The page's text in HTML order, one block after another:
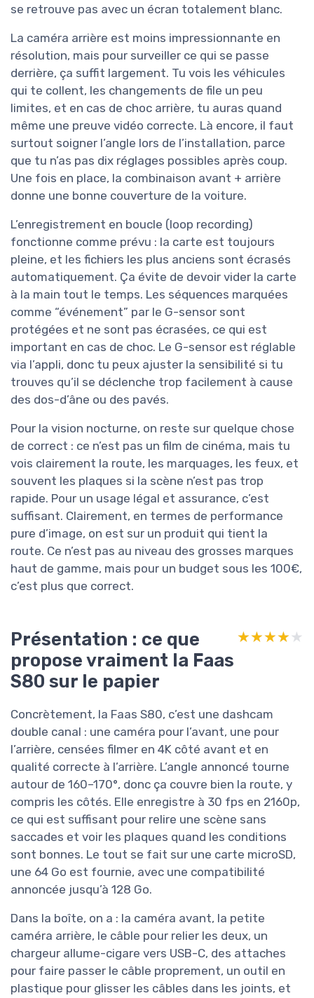
se retrouve pas avec un écran totalement blanc.
La caméra arrière est moins impressionnante en
résolution, mais pour surveiller ce qui se passe
derrière, ça suffit largement. Tu vois les véhicules
qui te collent, les changements de file un peu
limites, et en cas de choc arrière, tu auras quand
même une preuve vidéo correcte. Là encore, il faut
surtout soigner l’angle lors de l’installation, parce
que tu n’as pas dix réglages possibles après coup.
Une fois en place, la combinaison avant + arrière
donne une bonne couverture de la voiture.
L’enregistrement en boucle (loop recording)
fonctionne comme prévu : la carte est toujours
pleine, et les fichiers les plus anciens sont écrasés
automatiquement. Ça évite de devoir vider la carte
à la main tout le temps. Les séquences marquées
comme “événement” par le G-sensor sont
protégées et ne sont pas écrasées, ce qui est
important en cas de choc. Le G-sensor est réglable
via l’appli, donc tu peux ajuster la sensibilité si tu
trouves qu’il se déclenche trop facilement à cause
des dos-d’âne ou des pavés.
Pour la vision nocturne, on reste sur quelque chose
de correct : ce n’est pas un film de cinéma, mais tu
vois clairement la route, les marquages, les feux, et
souvent les plaques si la scène n’est pas trop
rapide. Pour un usage légal et assurance, c’est
suffisant. Clairement, en termes de performance
pure d’image, on est sur un produit qui tient la
route. Ce n’est pas au niveau des grosses marques
haut de gamme, mais pour un budget sous les 100€,
c’est plus que correct.
Présentation : ce que
propose vraiment la Faas
S80 sur le papier
★★★★★
★★★★★
Concrètement, la Faas S80, c’est une dashcam
double canal : une caméra pour l’avant, une pour
l’arrière, censées filmer en 4K côté avant et en
qualité correcte à l’arrière. L’angle annoncé tourne
autour de 160–170°, donc ça couvre bien la route, y
compris les côtés. Elle enregistre à 30 fps en 2160p,
ce qui est suffisant pour relire une scène sans
saccades et voir les plaques quand les conditions
sont bonnes. Le tout se fait sur une carte microSD,
une 64 Go est fournie, avec une compatibilité
annoncée jusqu’à 128 Go.
Dans la boîte, on a : la caméra avant, la petite
caméra arrière, le câble pour relier les deux, un
chargeur allume-cigare vers USB-C, des attaches
pour faire passer le câble proprement, un outil en
plastique pour glisser les câbles dans les joints, et